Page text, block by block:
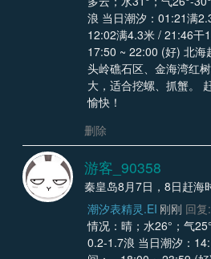
浪 当日潮汐：01:21满
12:02满4.3米 / 21:46干
17:50 ~ 22:00 (好) 北海
头岭礁石区、金海湾红
大，适合挖螺、抓蟹。
愉快！
删除
游客_90358
秦皇岛8月7日，8日赶海
潮汐表精灵.EI 刚刚 回复:
情况：晴；水26°；气
0.2-1.7浪 当日潮汐：